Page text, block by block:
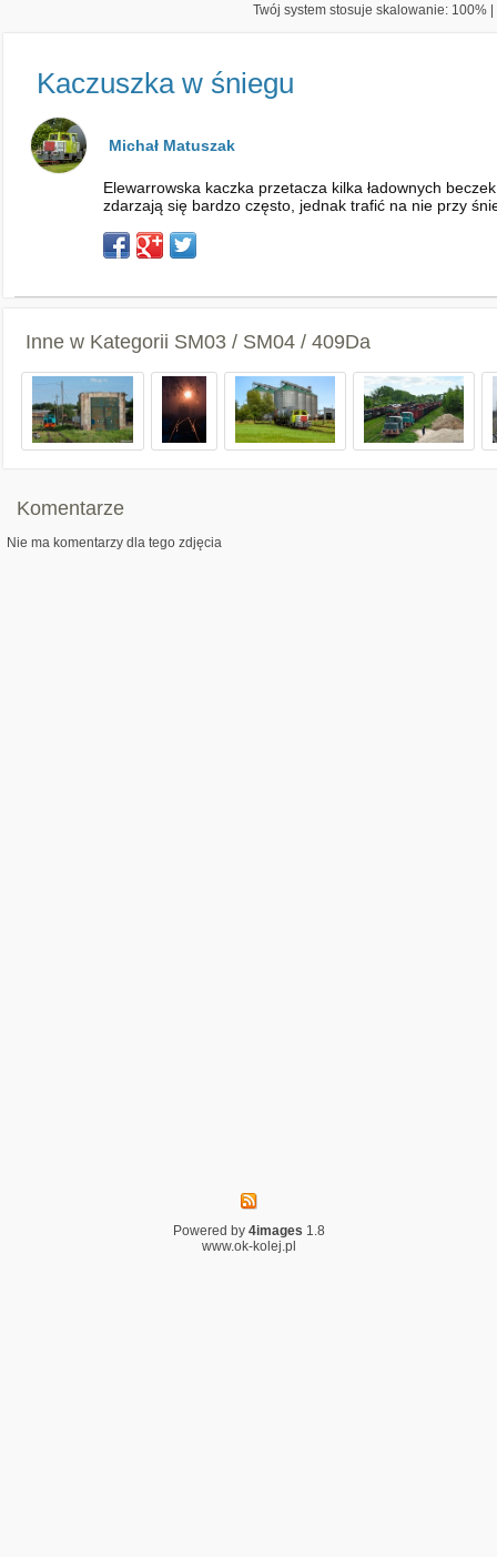
Twój system stosuje skalowanie: 100%
Kaczuszka w śniegu
Michał Matuszak
Elewarrowska kaczka przetacza kilka ładownych
zdarzają się bardzo często, jednak trafić na nie przy
Inne w Kategorii SM03 / SM04 / 409Da
Komentarze
Nie ma komentarzy dla tego zdjęcia
Powered by 4images 1.8
www.ok-kolej.pl